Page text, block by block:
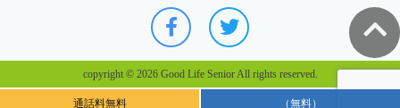
copyright © 2026 Good Life Senior All rights reserved.
通話料無料 （無料）